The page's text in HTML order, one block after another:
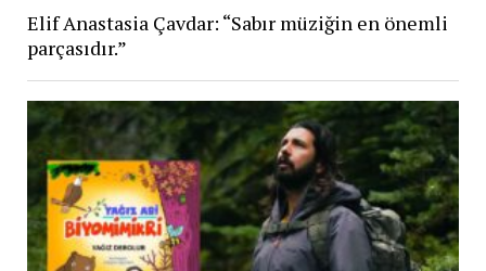
Elif Anastasia Çavdar: “Sabır müziğin en önemli
parçasıdır.”